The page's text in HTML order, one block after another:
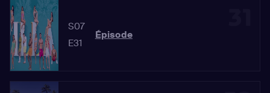
S07
E31
Épisode